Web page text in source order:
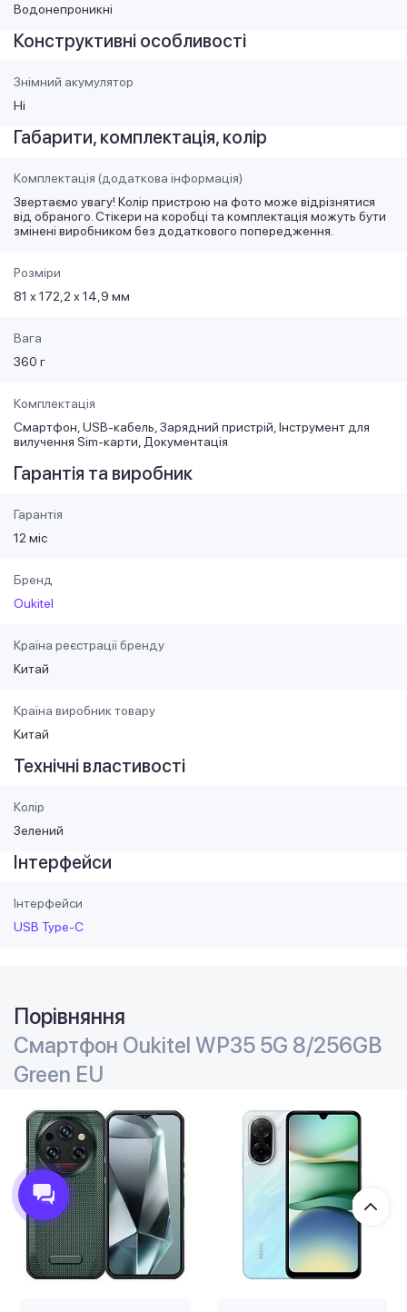
Водонепроникні
Конструктивні особливості
Знімний акумулятор
Ні
Габарити, комплектація, колір
Комплектація (додаткова інформація)
Звертаємо увагу! Колір пристрою на фото може відрізнятися
від обраного. Стікери на коробці та комплектація можуть бути
змінені виробником без додаткового попередження.
Розміри
81 х 172,2 х 14,9 мм
Вага
360 г
Комплектація
Смартфон, USB-кабель, Зарядний пристрій, Інструмент для
вилучення Sim-карти, Документація
Гарантія та виробник
Гарантія
12 міс
Бренд
Oukitel
Країна реєстрації бренду
Китай
Країна виробник товару
Китай
Технічні властивості
Колір
Зелений
Інтерфейси
Інтерфейси
USB Type-C
Порівняння
Смартфон Oukitel WP35 5G 8/256GB
Green EU